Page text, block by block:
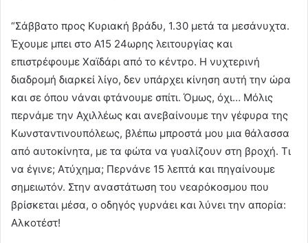
“Σάββατο προς Κυριακή βράδυ, 1.30 μετά τα μεσάνυχτα.
Έχουμε μπει στο Α15 24ωρης λειτουργίας και
επιστρέφουμε Χαϊδάρι από το κέντρο. Η νυχτερινή
διαδρομή διαρκεί λίγο, δεν υπάρχει κίνηση αυτή την ώρα
και σε όπου νάναι φτάνουμε σπίτι. Όμως, όχι… Μόλις
περνάμε την Αχιλλέως και ανεβαίνουμε την γέφυρα της
Κωνσταντινουπόλεως, βλέπω μπροστά μου μια θάλασσα
από αυτοκίνητα, με τα φώτα να γυαλίζουν στη βροχή. Τι
να έγινε; Ατύχημα; Περνάνε 15 λεπτά και πηγαίνουμε
σημειωτόν. Στην αναστάτωση του νεαρόκοσμου που
βρίσκεται μέσα, ο οδηγός γυρνάει και λύνει την απορία:
Αλκοτέστ!